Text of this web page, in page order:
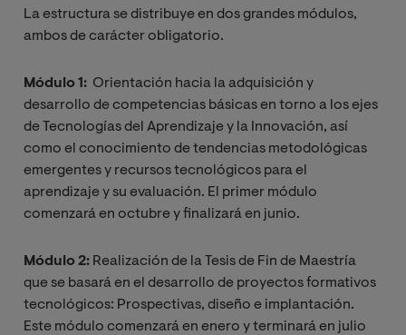
La estructura se distribuye en dos grandes módulos,
ambos de carácter obligatorio.
Módulo 1: Orientación hacia la adquisición y
desarrollo de competencias básicas en torno a los ejes
de Tecnologías del Aprendizaje y la Innovación, así
como el conocimiento de tendencias metodológicas
emergentes y recursos tecnológicos para el
aprendizaje y su evaluación. El primer módulo
comenzará en octubre y finalizará en junio.
Módulo 2: Realización de la Tesis de Fin de Maestría
que se basará en el desarrollo de proyectos formativos
tecnológicos: Prospectivas, diseño e implantación.
Este módulo comenzará en enero y terminará en julio